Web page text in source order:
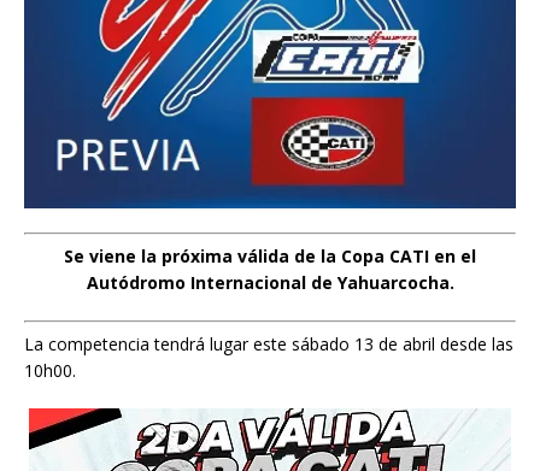
Se viene la próxima válida de la Copa CATI en el
Autódromo Internacional de Yahuarcocha.
La competencia tendrá lugar este sábado 13 de abril desde las
10h00.